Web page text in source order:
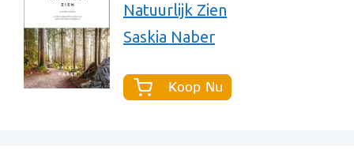
Natuurlijk Zien
Saskia Naber